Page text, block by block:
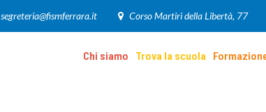
segreteria@fismferrara.it Corso Martiri della Libertà, 77
Chi siamo Trova la scuola